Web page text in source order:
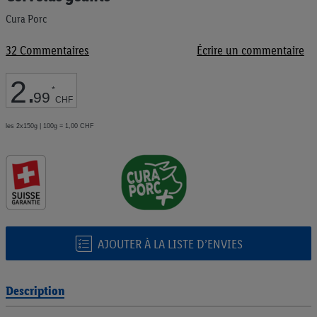
Cura Porc
32 Commentaires Écrire un commentaire
2.99 *
CHF
les 2x150g | 100g = 1,00 CHF
AJOUTER À LA LISTE D’ENVIES
la
d’images
Description